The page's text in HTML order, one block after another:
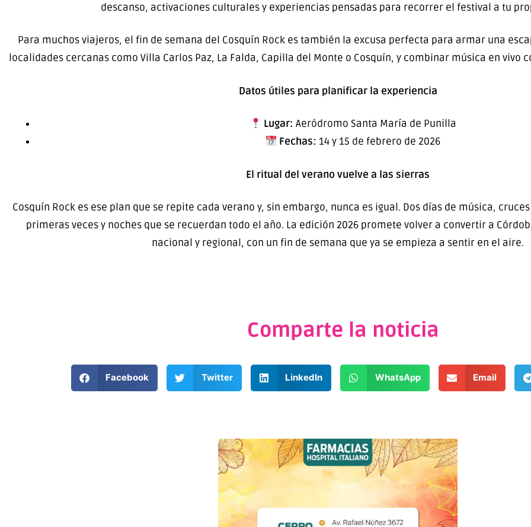
descanso, activaciones culturales y experiencias pensadas para recorrer el festival a tu
Para muchos viajeros, el fin de semana del Cosquín Rock es también la excusa perfecta para armar una
localidades cercanas como Villa Carlos Paz, La Falda, Capilla del Monte o Cosquín, y combinar música en vivo
Datos útiles para planificar la experiencia
Lugar: Aeródromo Santa María de Punilla
Fechas: 14 y 15 de febrero de 2026
El ritual del verano vuelve a las sierras
Cosquín Rock es ese plan que se repite cada verano y, sin embargo, nunca es igual. Dos días de música,
primeras veces y noches que se recuerdan todo el año. La edición 2026 promete volver a convertir a
nacional y regional, con un fin de semana que ya se empieza a sentir en el aire.
Comparte la noticia
Facebook Twitter LinkedIn WhatsApp Email